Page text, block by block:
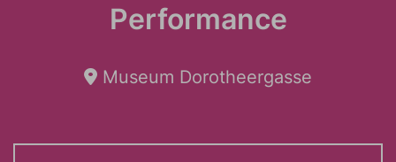
Performance
Museum Dorotheergasse